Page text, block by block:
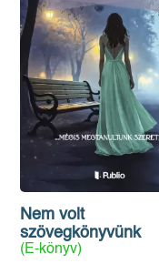
Nem volt
szövegkönyvünk
(E-könyv)